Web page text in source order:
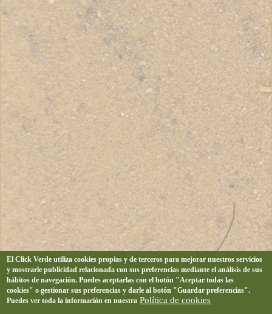
El Click Verde utiliza cookies propias y de terceros para mejorar nuestros servicios
y mostrarle publicidad relacionada con sus preferencias mediante el análisis de sus
hábitos de navegación. Puedes aceptarlas con el botón "Aceptar todas las
cookies" o gestionar sus preferencias y darle al botón "Guardar preferencias".
Puedes ver toda la información en nuestra Política de cookies